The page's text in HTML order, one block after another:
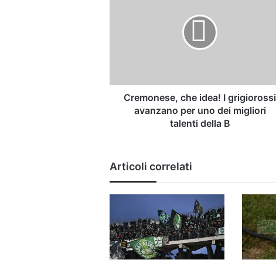
dei
miglioriCremonese, che idea! I grigiorossi
avanzano per uno dei migliori
talenti della B
Articoli correlati